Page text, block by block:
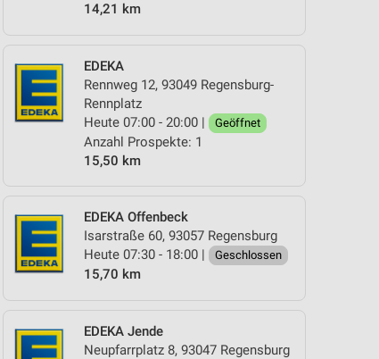
14,21 km
EDEKA
Rennweg 12, 93049 Regensburg-
Rennplatz
Heute 07:00 - 20:00 |
Geöffnet
Anzahl Prospekte: 1
15,50 km
EDEKA Offenbeck
Isarstraße 60, 93057 Regensburg
Heute 07:30 - 18:00 |
Geschlossen
15,70 km
EDEKA Jende
Neupfarrplatz 8, 93047 Regensburg